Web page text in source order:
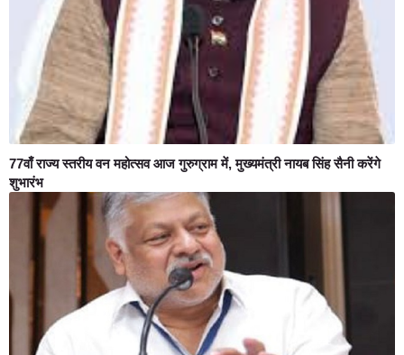
77वाँ राज्य स्तरीय वन महोत्सव आज गुरुग्राम में, मुख्यमंत्री नायब सिंह सैनी करेंगे
शुभारंभ